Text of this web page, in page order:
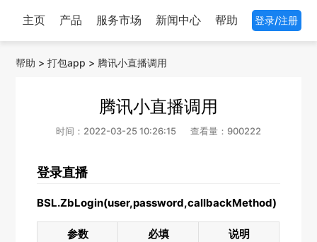
主页 产品 服务市场 新闻中心 帮助 登录/注册
帮助 >打包app > 腾讯小直播调用
腾讯小直播调用
时间：2022-03-25 10:26:15 查看量：900222
登录直播
BSL.ZbLogin(user,password,callbackMethod)
参数 必填
说明